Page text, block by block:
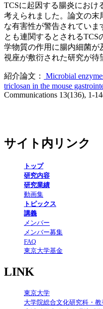
TCSに起因する腸炎におけ
考えられました。論文の末
な有害性が警告されてい
とも連関するとされる
学物質の作用に腸内細菌
視座が敷衍された研究が待
紹介論文：
Microbial
triclosan in the mouse
Communications 13(136), 1-
サイト内リンク
トップ
研究内容
研究業績
動画集
トピックス
講義
メンバー
メンバー募集
FAQ
東京大学基金
LINK
東京大学
大学院総合文化研究科・